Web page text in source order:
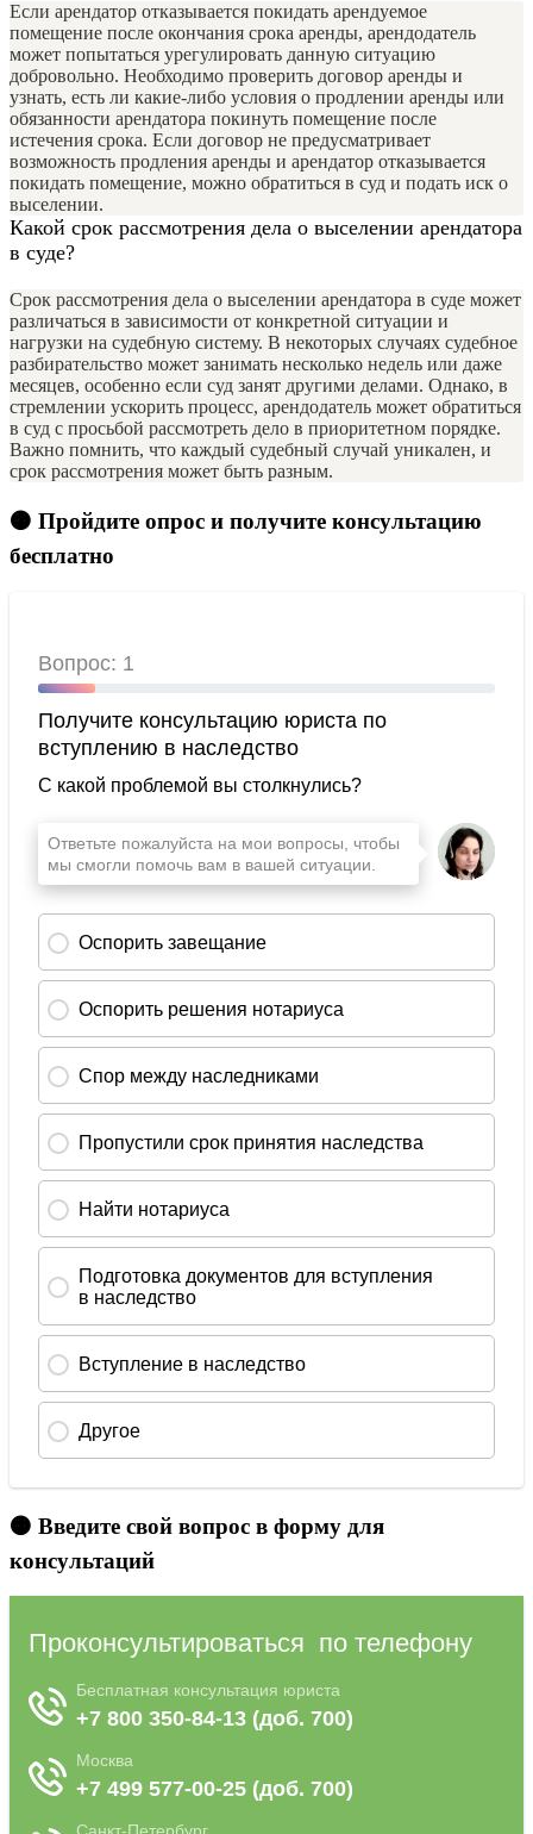
Если арендатор отказывается покидать арендуемое
помещение после окончания срока аренды, арендодатель
может попытаться урегулировать данную ситуацию
добровольно. Необходимо проверить договор аренды и
узнать, есть ли какие-либо условия о продлении аренды или
обязанности арендатора покинуть помещение после
истечения срока. Если договор не предусматривает
возможность продления аренды и арендатор отказывается
покидать помещение, можно обратиться в суд и подать иск о
выселении.
Какой срок рассмотрения дела о выселении арендатора
в суде?
Срок рассмотрения дела о выселении арендатора в суде может
различаться в зависимости от конкретной ситуации и
нагрузки на судебную систему. В некоторых случаях судебное
разбирательство может занимать несколько недель или даже
месяцев, особенно если суд занят другими делами. Однако, в
стремлении ускорить процесс, арендодатель может обратиться
в суд с просьбой рассмотреть дело в приоритетном порядке.
Важно помнить, что каждый судебный случай уникален, и
срок рассмотрения может быть разным.
🟠 Пройдите опрос и получите консультацию
бесплатно
🟠 Введите свой вопрос в форму для
консультаций